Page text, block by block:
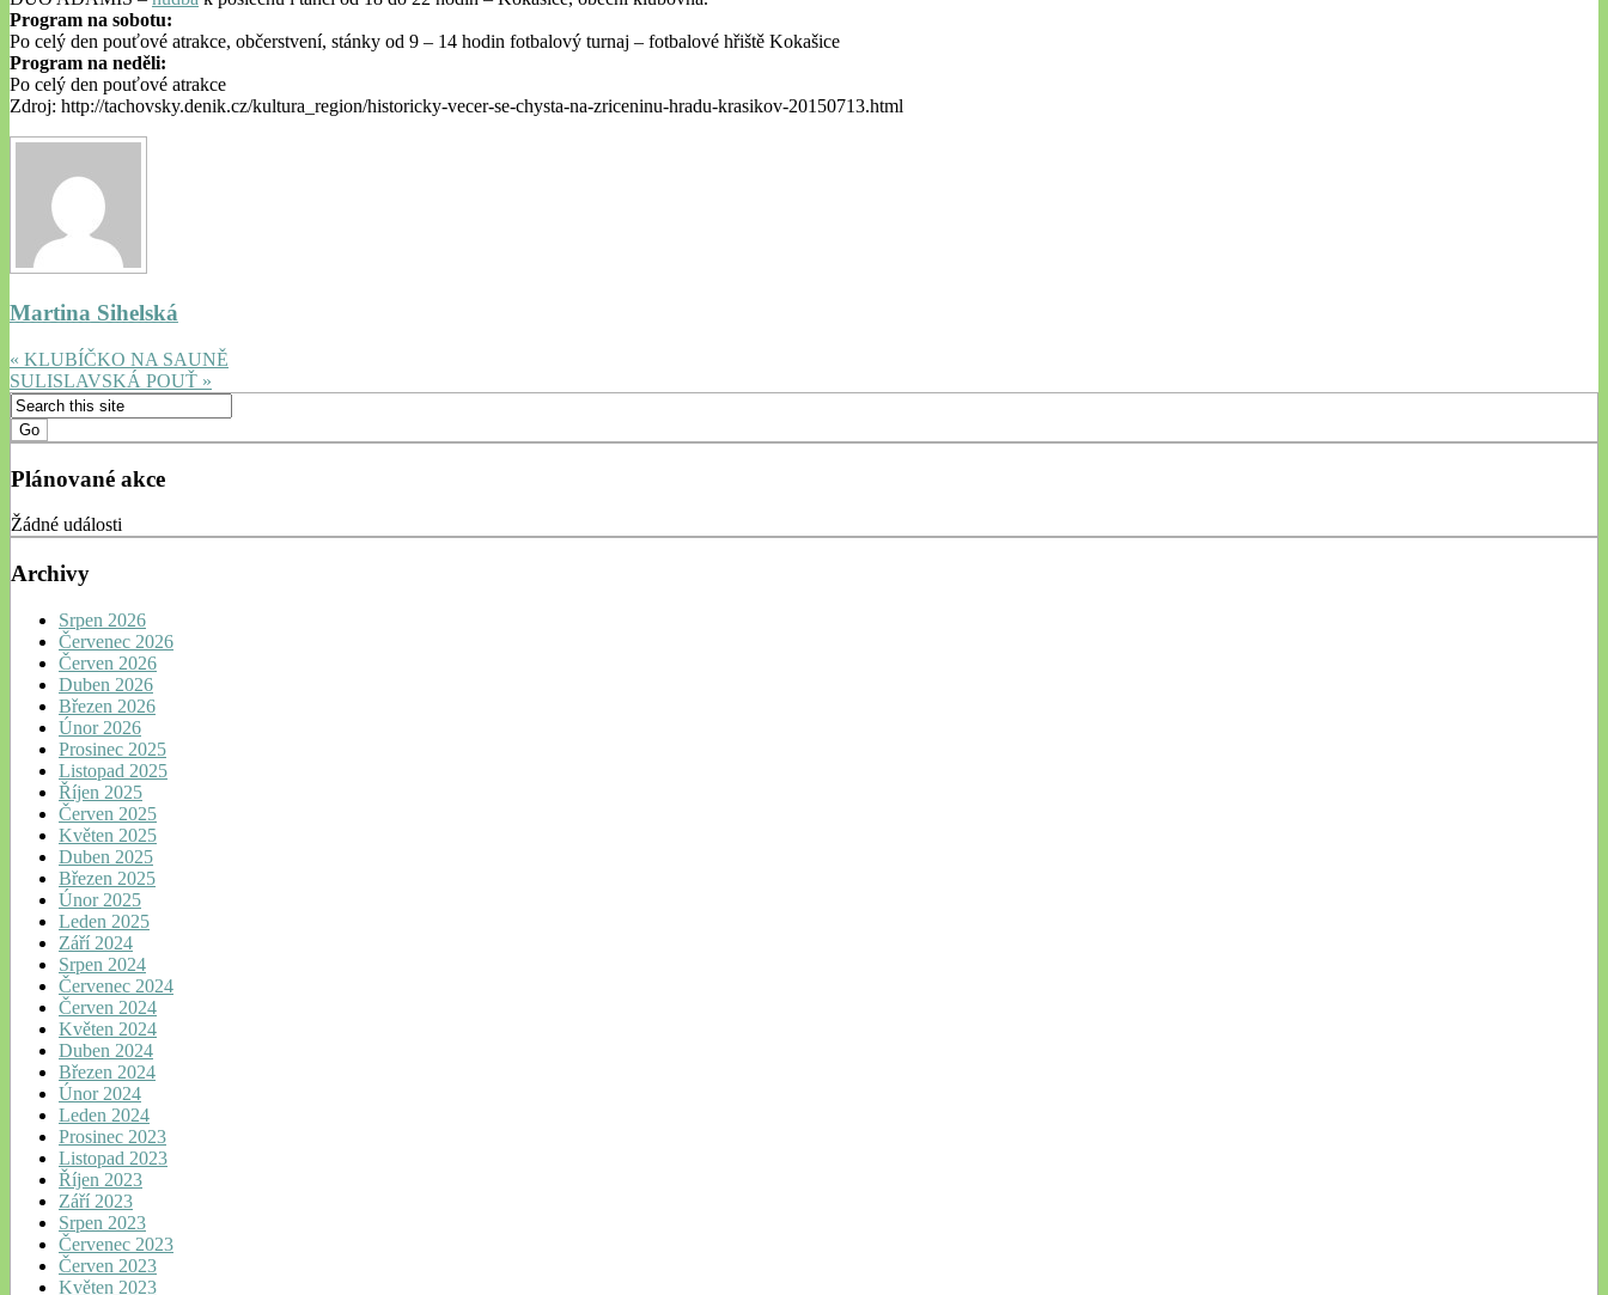
Program na sobotu:
Po celý den pouťové atrakce, občerstvení, stánky od 9 – 14 hodin fotbalový turnaj – fotbalové hřiště Kokašice
Program na neděli:
Po celý den pouťové atrakce
Zdroj: http://tachovsky.denik.cz/kultura_region/historicky-vecer-se-chysta-na-zriceninu-hradu-krasikov-20150713.html
Martina Sihelská
« KLUBÍČKO NA SAUNĚ
SULISLAVSKÁ POUŤ »
Plánované akce
Žádné události
Archivy
Srpen 2026
Červenec 2026
Červen 2026
Duben 2026
Březen 2026
Únor 2026
Prosinec 2025
Listopad 2025
Říjen 2025
Červen 2025
Květen 2025
Duben 2025
Březen 2025
Únor 2025
Leden 2025
Září 2024
Srpen 2024
Červenec 2024
Červen 2024
Květen 2024
Duben 2024
Březen 2024
Únor 2024
Leden 2024
Prosinec 2023
Listopad 2023
Říjen 2023
Září 2023
Srpen 2023
Červenec 2023
Červen 2023
Květen 2023